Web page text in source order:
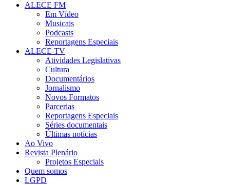
ALECE FM
Em Vídeo
Musicais
Podcasts
Reportagens Especiais
ALECE TV
Atividades Legislativas
Cultura
Documentários
Jornalismo
Novos Formatos
Parcerias
Reportagens Especiais
Séries documentais
Últimas notícias
Ao Vivo
Revista Plenário
Projetos Especiais
Quem somos
LGPD